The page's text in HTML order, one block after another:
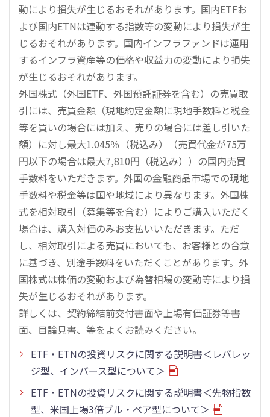
動により損失が生じるおそれがあります。国内ETFお
よび国内ETNは連動する指数等の変動により損失が生
じるおそれがあります。国内インフラファンドは運用
するインフラ資産等の価格や収益力の変動により損失
が生じるおそれがあります。
外国株式（外国ETF、外国預託証券を含む）の売買取
引には、売買金額（現地約定金額に現地手数料と税金
等を買いの場合には加え、売りの場合には差し引いた
額）に対し最大1.045％（税込み）（売買代金が75万
円以下の場合は最大7,810円（税込み））の国内売買
手数料をいただきます。外国の金融商品市場での現地
手数料や税金等は国や地域により異なります。外国株
式を相対取引（募集等を含む）によりご購入いただく
場合は、購入対価のみお支払いいただきます。ただ
し、相対取引による売買においても、お客様との合意
に基づき、別途手数料をいただくことがあります。外
国株式は株価の変動および為替相場の変動等により損
失が生じるおそれがあります。
詳しくは、契約締結前交付書面や上場有価証券等書
面、目論見書、等をよくお読みください。
ETF・ETNの投資リスクに関する説明書＜レバレッ
ジ型、インバース型について＞
ETF・ETNの投資リスクに関する説明書＜先物指数
型、米国上場3倍ブル・ベア型について＞